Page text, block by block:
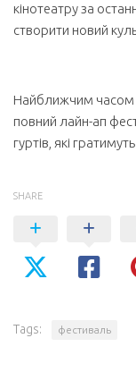
кінотеатру за
створити новий
Найближчим часом
повний лайн-ап
гуртів, які
SHARE
Tags: фестиваль